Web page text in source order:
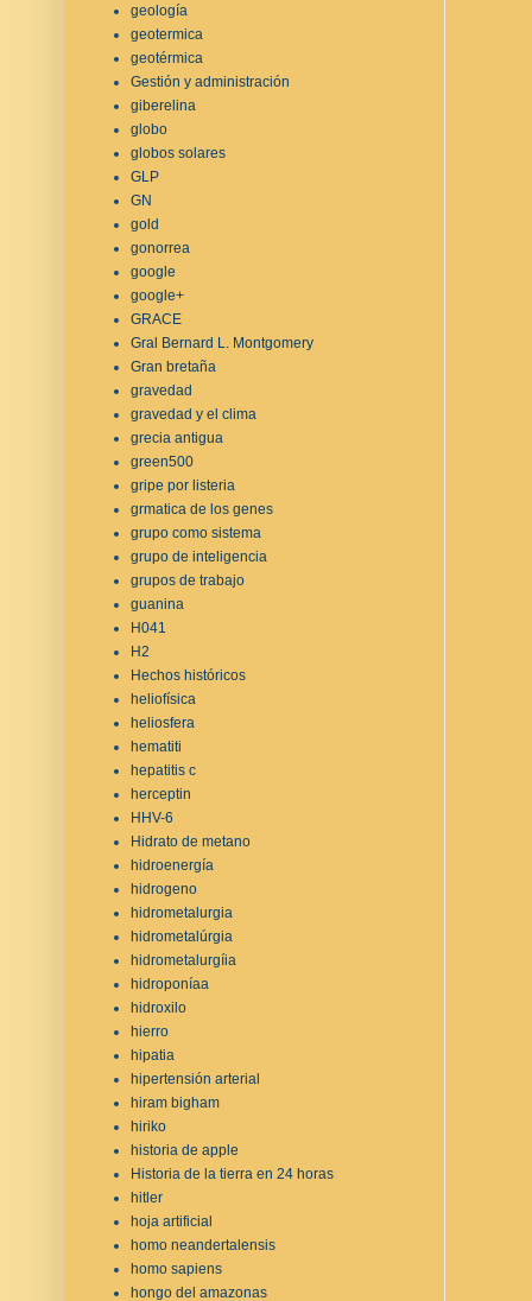
geología
geotermica
geotérmica
Gestión y administración
giberelina
globo
globos solares
GLP
GN
gold
gonorrea
google
google+
GRACE
Gral Bernard L. Montgomery
Gran bretaña
gravedad
gravedad y el clima
grecia antigua
green500
gripe por listeria
grmatica de los genes
grupo como sistema
grupo de inteligencia
grupos de trabajo
guanina
H041
H2
Hechos históricos
heliofísica
heliosfera
hematiti
hepatitis c
herceptin
HHV-6
Hidrato de metano
hidroenergía
hidrogeno
hidrometalurgia
hidrometalúrgia
hidrometalurgíia
hidroponíaa
hidroxilo
hierro
hipatia
hipertensión arterial
hiram bigham
hiriko
historia de apple
Historia de la tierra en 24 horas
hitler
hoja artificial
homo neandertalensis
homo sapiens
hongo del amazonas